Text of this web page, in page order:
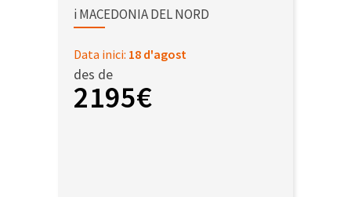
i MACEDONIA DEL NORD
Data inici: 18 d'agost
des de
2195€